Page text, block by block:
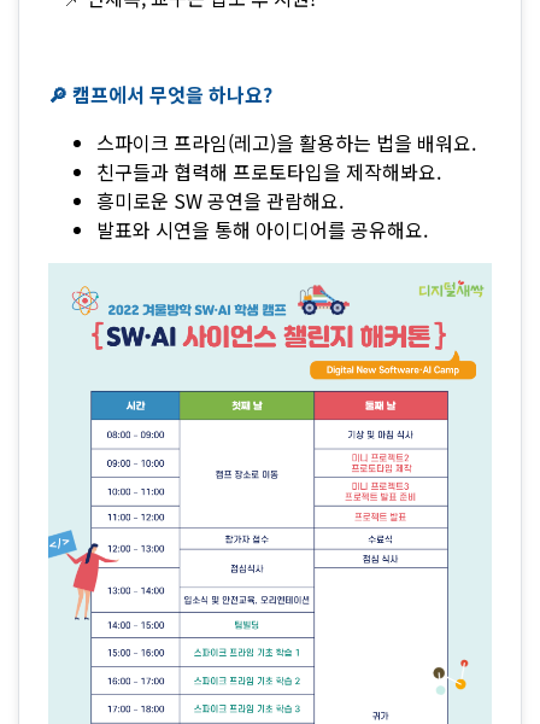
🔎 캠프에서 무엇을 하나요?
스파이크 프라임(레고)을 활용하는 법을 배워요.
친구들과 협력해 프로토타입을 제작해봐요.
흥미로운 SW 공연을 관람해요.
발표와 시연을 통해 아이디어를 공유해요.